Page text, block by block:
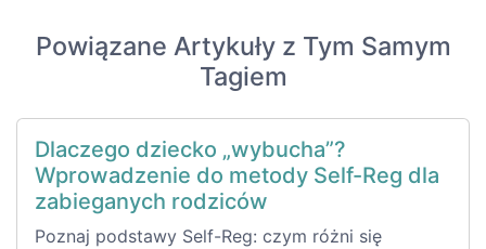
Powiązane Artykuły z Tym Samym
Tagiem
Dlaczego dziecko „wybucha”?
Wprowadzenie do metody Self-Reg dla
zabieganych rodziców
Poznaj podstawy Self-Reg: czym różni się